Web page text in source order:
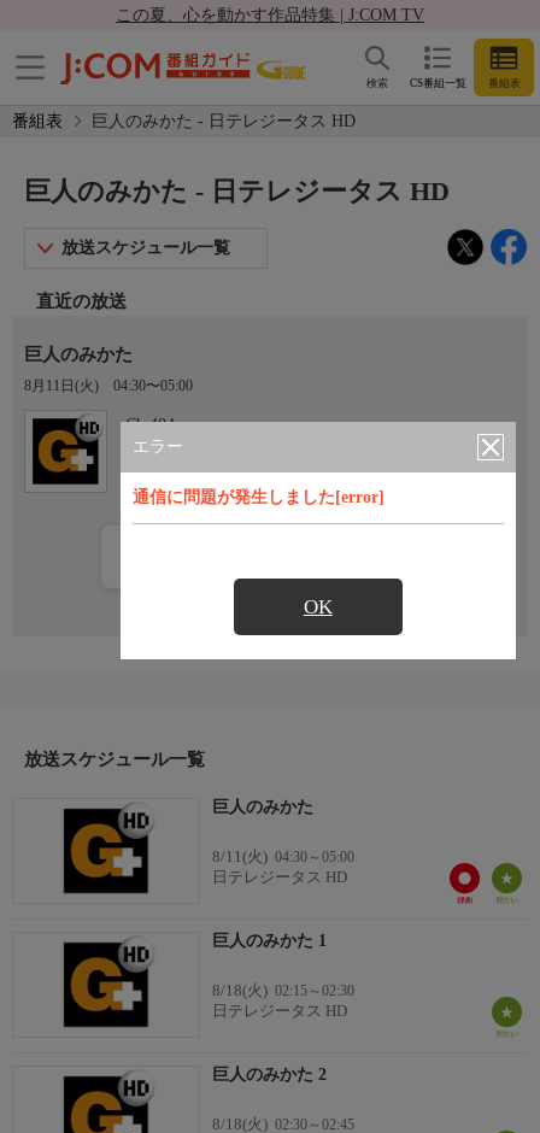
この夏、心を動かす作品特集 | J:COM TV
CS番組一覧 番組表
検索
番組表 巨人のみかた - 日テレジータス HD
エラー
通信に問題が発生しました[error]
OK
巨人のみかた - 日テレジータス HD
放送スケジュール一覧
直近の放送
巨人のみかた
8月11日(火) 04:30〜05:00
Ch.404
日テレジータス HD
放送スケジュール一覧
巨人のみかた
8/11(火) 04:30～05:00
日テレジータス HD
巨人のみかた 1
8/18(火) 02:15～02:30
日テレジータス HD
巨人のみかた 2
8/18(火) 02:30～02:45